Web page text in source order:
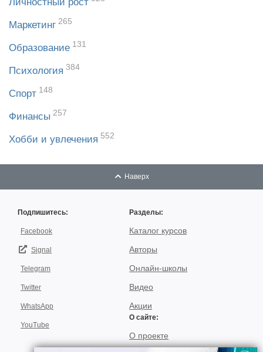
Маркетинг 265
Образование 131
Психология 384
Спорт 148
Финансы 257
Хобби и увлечения 552
Наверх
Подпишитесь:
Facebook
Signal
Telegram
Twitter
WhatsApp
YouTube
Разделы:
Каталог курсов
Авторы
Онлайн-школы
Видео
Акции
О сайте:
О проекте